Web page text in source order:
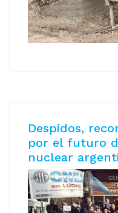
Despidos,
por el futuro
nuclear